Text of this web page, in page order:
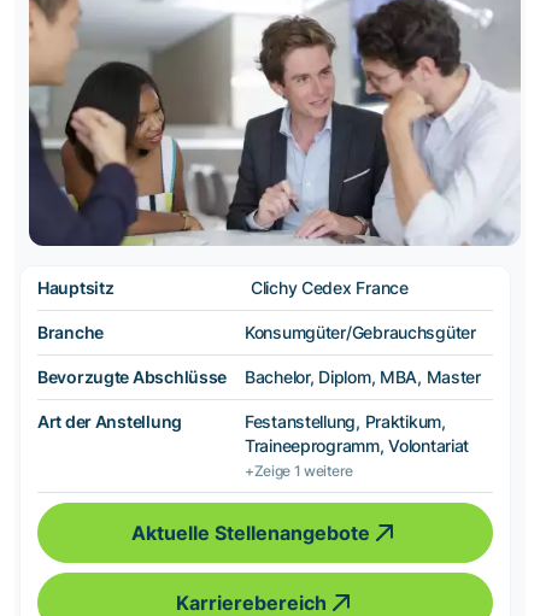
Hauptsitz Clichy Cedex France
Branche Konsumgüter/Gebrauchsgüter
Bevorzugte Abschlüsse Bachelor, Diplom, MBA, Master
Art der Anstellung
Festanstellung, Praktikum,
Traineeprogramm, Volontariat
+Zeige 1 weitere
Aktuelle Stellenangebote
Karrierebereich